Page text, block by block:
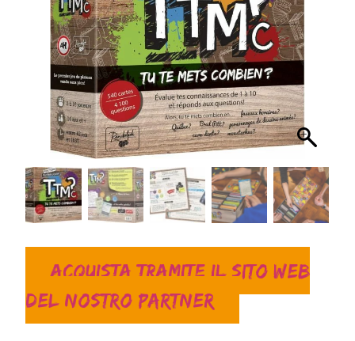
Acquista tramite il sito web
del nostro partner